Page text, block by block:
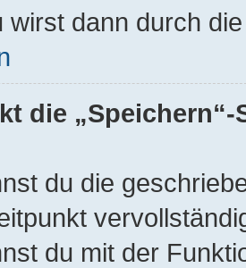
wirst dann durch
die
du die
du mit der